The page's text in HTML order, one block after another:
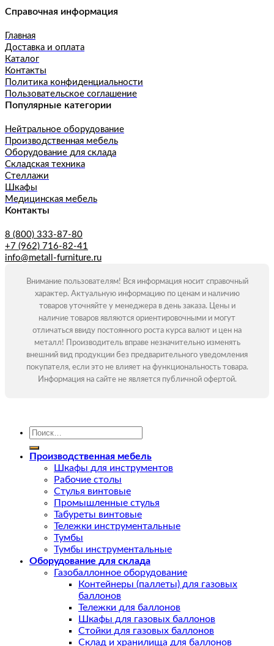
Справочная информация
Главная
Доставка и оплата
Каталог
Контакты
Политика конфиденциальности
Пользовательское соглашение
Популярные категории
Нейтральное оборудование
Производственная мебель
Оборудование для склада
Складская техника
Стеллажи
Шкафы
Медицинская мебель
Контакты
8 (800) 333-87-80
+7 (962) 716-82-41
info@metall-furniture.ru
Внимание пользователям! Вся информация носит справочный
характер. Актуальную информацию по ценам и наличию
товаров уточняйте у менеджера в день заказа. Цены и
наличие товаров являются ориентировочными и могут
отличаться ввиду постоянного роста курса валют и цен на
металл! Производитель вправе незначительно изменять
внешний вид продукции без предварительного уведомления
покупателя, если это не влияет на функциональность товара.
Информация на сайте не является публичной офертой.
Искать:
Производственная мебель
Шкафы для инструментов
Рабочие столы
Стулья винтовые
Промышленные стулья
Табуреты винтовые
Тележки инструментальные
Тумбы
Тумбы инструментальные
Оборудование для склада
Газобаллонное оборудование
Контейнеры (паллеты) для газовых
баллонов
Тележки для баллонов
Шкафы для газовых баллонов
Стойки для газовых баллонов
Склад и хранилища для баллонов